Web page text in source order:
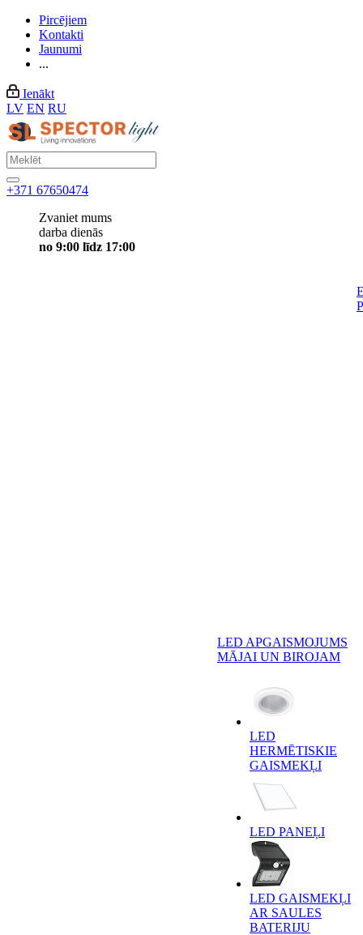
Pircējiem
Kontakti
Jaunumi
...
Ienākt
LV EN RU
+371 67650474
Zvaniet mums
darba dienās
no 9:00 līdz 17:00
LED APGAISMOJUMS
MĀJAI UN BIROJAM
LED
HERMĒTISKIE
GAISMEKĻI
LED PANEĻI
LED GAISMEKĻI
AR SAULES
BATERIJU